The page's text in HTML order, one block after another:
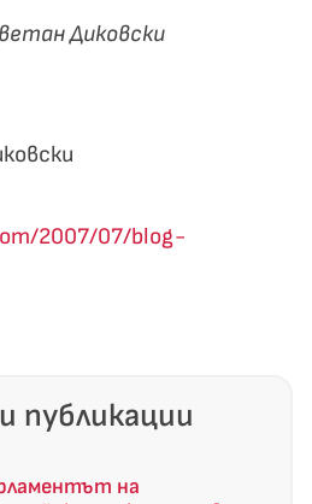
Диковски
2007/07/blog-
публикации
на